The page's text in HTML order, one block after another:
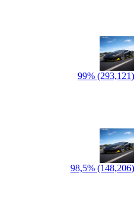
99% (293,121)
98,5% (148,206)